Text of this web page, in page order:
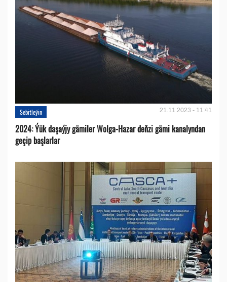
Sebitleýin 21.11.2023 - 11:41
2024: Ýük daşaýjy gämiler Wolga-Hazar deňzi gämi kanalyndan
geçip başlarlar